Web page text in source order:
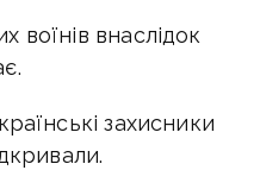
воїнів внаслідок
захисники